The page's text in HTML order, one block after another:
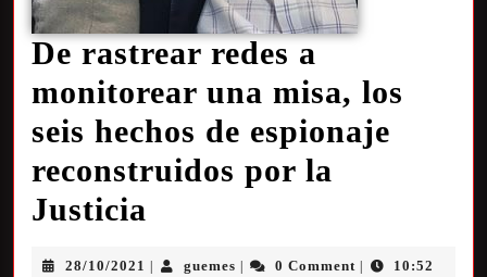
De rastrear redes a
monitorear una misa, los
seis hechos de espionaje
reconstruidos por la
Justicia
28/10/2021 guemes 0 Comment
10:52